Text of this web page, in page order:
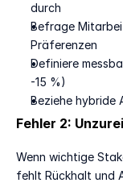
durch
Befrage
Präferenzen
Definiere
-15 %)
Beziehe hybride
Fehler 2:
Wenn wichtige
fehlt Rückhalt und